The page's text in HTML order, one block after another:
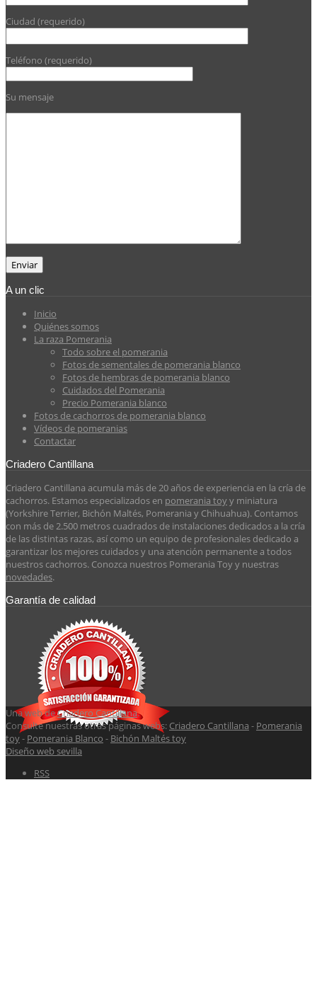
Ciudad (requerido)
Teléfono (requerido)
Su mensaje
A un clic
Inicio
Quiénes somos
La raza Pomerania
Todo sobre el pomerania
Fotos de sementales de pomerania blanco
Fotos de hembras de pomerania blanco
Cuidados del Pomerania
Precio Pomerania blanco
Fotos de cachorros de pomerania blanco
Vídeos de pomeranias
Contactar
Criadero Cantillana
Criadero Cantillana acumula más de 20 años de experiencia en la cría de
cachorros. Estamos especializados en pomerania toyy miniatura
(Yorkshire Terrier, Bichón Maltés, Pomerania y Chihuahua). Contamos
con más de 2.500 metros cuadrados de instalaciones dedicados a la cría
de las distintas razas, así como un equipo de profesionales dedicado a
garantizar los mejores cuidados y una atención permanente a todos
nuestros cachorros. Conozca nuestros Pomerania Toy y nuestras
novedades.
Garantía de calidad
Una web deCriadero Cantillana.
Consulte nuestras otras páginas webs: Criadero Cantillana - Pomerania
toy- Pomerania Blanco - Bichón Maltés toy
Diseño web sevilla
RSS